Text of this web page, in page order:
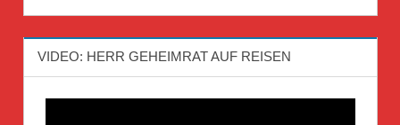
VIDEO: HERR GEHEIMRAT AUF REISEN